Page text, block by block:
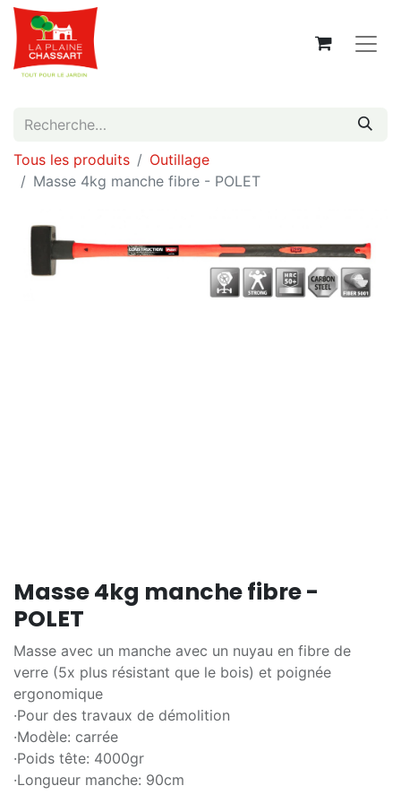
Tous les produits
Outillage
Masse 4kg manche fibre - POLET
Masse 4kg manche fibre -
POLET
Masse avec un manche avec un nuyau en fibre de
verre (5x plus résistant que le bois) et poignée
ergonomique
·Pour des travaux de démolition
·Modèle: carrée
·Poids tête: 4000gr
·Longueur manche: 90cm